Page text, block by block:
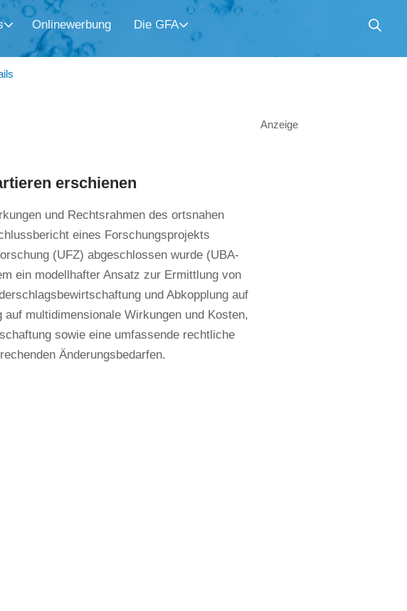
Onlinewerbung Die GFA
erschienen
und Rechtsrahmen des ortsnahen
eines Forschungsprojekts
(UFZ) abgeschlossen wurde (UBA-
ein modellhafter Ansatz zur Ermittlung von
und Abkopplung auf
multidimensionale Wirkungen und Kosten,
sowie eine umfassende rechtliche
Änderungsbedarfen.
Anzeige